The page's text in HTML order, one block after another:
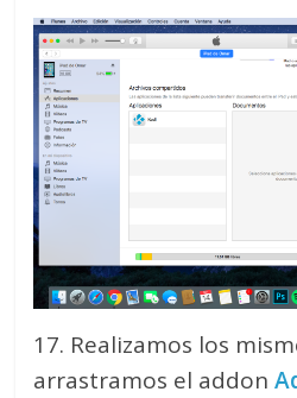
17. Realizamos los
arrastramos el addon